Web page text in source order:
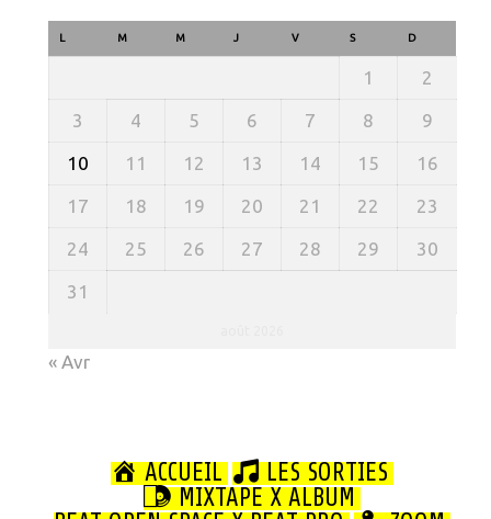
L M M J V S D
1 2
3 4 5 6 7 8 9
10 11 12 13 14 15 16
17 18 19 20 21 22 23
24 25 26 27 28 29 30
31
« Avr
ACCUEIL
LES SORTIES
MIXTAPE X ALBUM